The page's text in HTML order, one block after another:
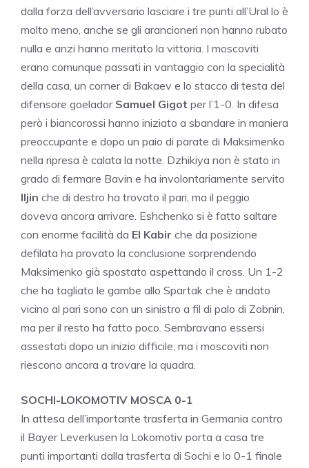
dalla forza dell’avversario lasciare i tre punti all’Ural lo è
molto meno, anche se gli arancioneri non hanno rubato
nulla e anzi hanno meritato la vittoria. I moscoviti
erano comunque passati in vantaggio con la specialità
della casa, un corner di Bakaev e lo stacco di testa del
difensore goelador Samuel Gigot per l’1-0. In difesa
però i biancorossi hanno iniziato a sbandare in maniera
preoccupante e dopo un paio di parate di Maksimenko
nella ripresa è calata la notte. Dzhikiya non è stato in
grado di fermare Bavin e ha involontariamente servito
Iljin che di destro ha trovato il pari, ma il peggio
doveva ancora arrivare. Eshchenko si è fatto saltare
con enorme facilità da El Kabir che da posizione
defilata ha provato la conclusione sorprendendo
Maksimenko già spostato aspettando il cross. Un 1-2
che ha tagliato le gambe allo Spartak che è andato
vicino al pari sono con un sinistro a fil di palo di Zobnin,
ma per il resto ha fatto poco. Sembravano essersi
assestati dopo un inizio difficile, ma i moscoviti non
riescono ancora a trovare la quadra.
SOCHI-LOKOMOTIV MOSCA 0-1
In attesa dell’importante trasferta in Germania contro
il Bayer Leverkusen la Lokomotiv porta a casa tre
punti importanti dalla trasferta di Sochi e lo 0-1 finale